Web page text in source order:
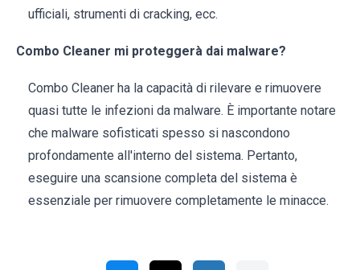
ufficiali, strumenti di cracking, ecc.
Combo Cleaner mi proteggerà dai malware?
Combo Cleaner ha la capacità di rilevare e rimuovere
quasi tutte le infezioni da malware. È importante notare
che malware sofisticati spesso si nascondono
profondamente all'interno del sistema. Pertanto,
eseguire una scansione completa del sistema è
essenziale per rimuovere completamente le minacce.